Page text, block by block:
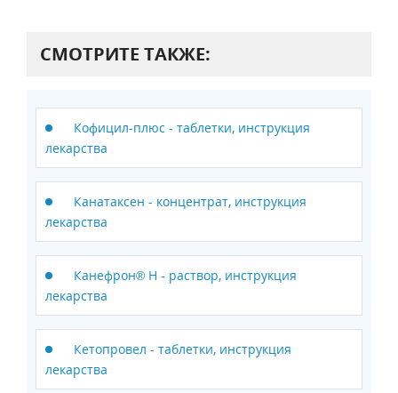
СМОТРИТЕ ТАКЖЕ:
Кофицил-плюс - таблетки, инструкция
лекарства
Канатаксен - концентрат, инструкция
лекарства
Канефрон® H - раствор, инструкция
лекарства
Кетопровел - таблетки, инструкция
лекарства